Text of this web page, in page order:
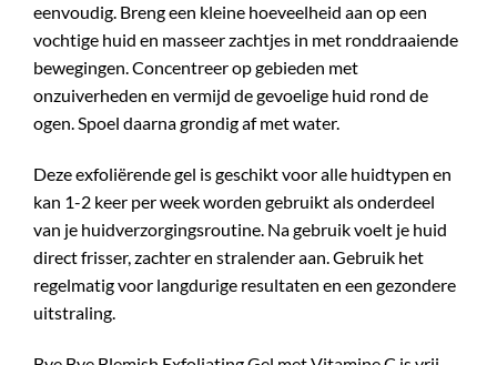
eenvoudig. Breng een kleine hoeveelheid aan op een
vochtige huid en masseer zachtjes in met ronddraaiende
bewegingen. Concentreer op gebieden met
onzuiverheden en vermijd de gevoelige huid rond de
ogen. Spoel daarna grondig af met water.
Deze exfoliërende gel is geschikt voor alle huidtypen en
kan 1-2 keer per week worden gebruikt als onderdeel
van je huidverzorgingsroutine. Na gebruik voelt je huid
direct frisser, zachter en stralender aan. Gebruik het
regelmatig voor langdurige resultaten en een gezondere
uitstraling.